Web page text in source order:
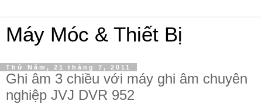
Máy Móc & Thiết Bị
Thứ Năm, 21 tháng 7, 2011
Ghi âm 3 chiều với máy ghi âm chuyên
nghiệp JVJ DVR 952